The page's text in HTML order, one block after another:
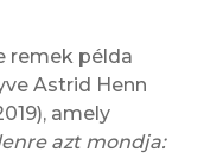
remek példa
Astrid Henn
amely
azt mondja: